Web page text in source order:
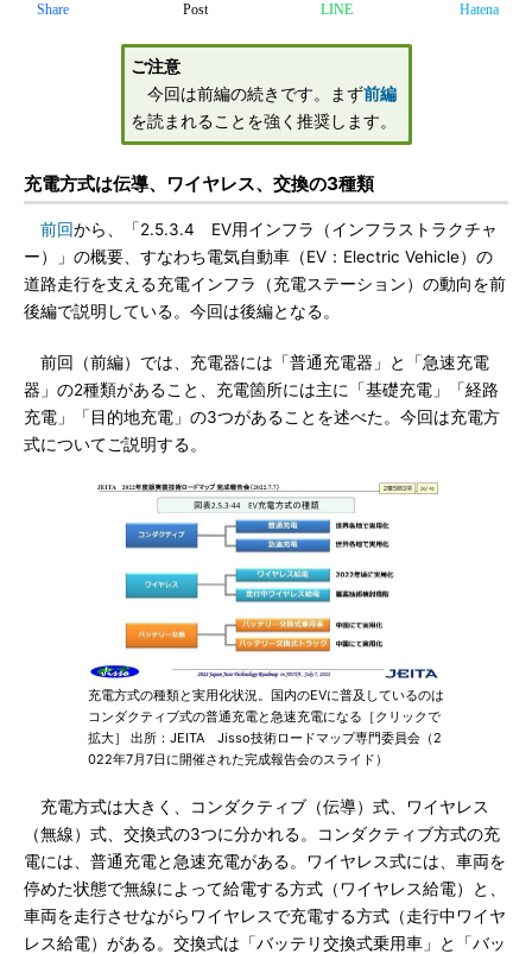
Share Post LINE Hatena
ご注意
今回は前編の続きです。まず前編
を読まれることを強く推奨します。
充電方式は伝導、ワイヤレス、交換の3種類
前回から、「2.5.3.4 EV用インフラ（インフラストラクチャ
ー）」の概要、すなわち電気自動車（EV：Electric Vehicle）の
道路走行を支える充電インフラ（充電ステーション）の動向を前
後編で説明している。今回は後編となる。
前回（前編）では、充電器には「普通充電器」と「急速充電
器」の2種類があること、充電箇所には主に「基礎充電」「経路
充電」「目的地充電」の3つがあることを述べた。今回は充電方
式についてご説明する。
充電方式の種類と実用化状況。国内のEVに普及しているのは
コンダクティブ式の普通充電と急速充電になる［クリックで
拡大］ 出所：JEITA Jisso技術ロードマップ専門委員会（2
022年7月7日に開催された完成報告会のスライド）
充電方式は大きく、コンダクティブ（伝導）式、ワイヤレス
（無線）式、交換式の3つに分かれる。コンダクティブ方式の充
電には、普通充電と急速充電がある。ワイヤレス式には、車両を
停めた状態で無線によって給電する方式（ワイヤレス給電）と、
車両を走行させながらワイヤレスで充電する方式（走行中ワイヤ
レス給電）がある。交換式は「バッテリ交換式乗用車」と「バッ